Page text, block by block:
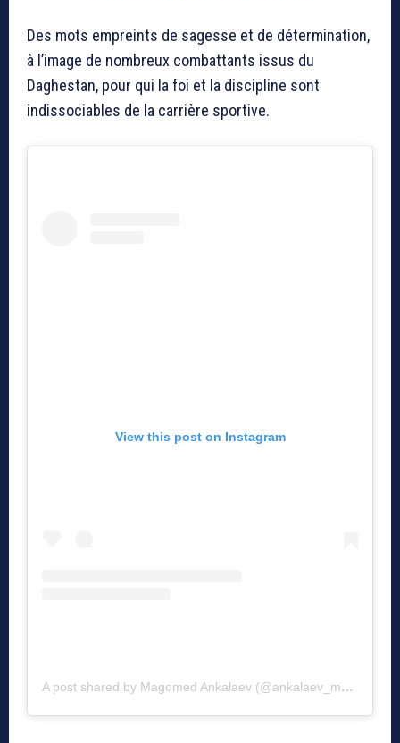
Des mots empreints de sagesse et de détermination,
à l’image de nombreux combattants issus du
Daghestan, pour qui la foi et la discipline sont
indissociables de la carrière sportive.
View this post on Instagram
A post shared by Magomed Ankalaev (@ankalaev_magomed)